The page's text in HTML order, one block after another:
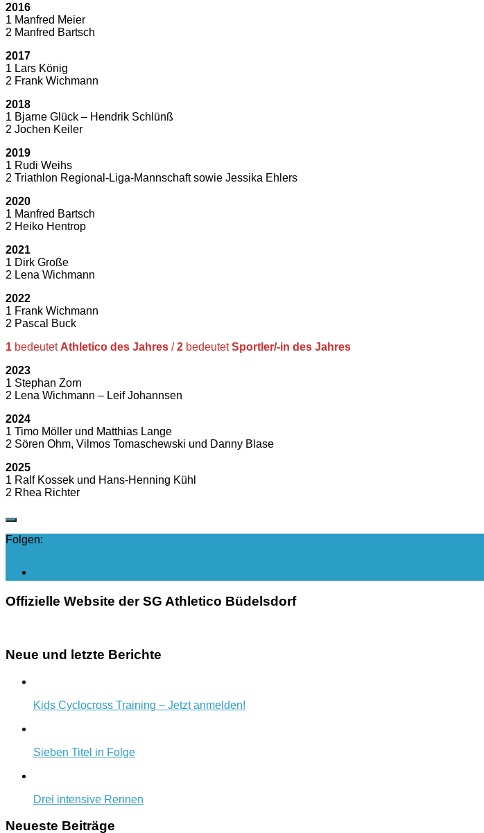
2016
1 Manfred Meier
2 Manfred Bartsch
2017
1 Lars König
2 Frank Wichmann
2018
1 Bjarne Glück – Hendrik Schlünß
2 Jochen Keiler
2019
1 Rudi Weihs
2 Triathlon Regional-Liga-Mannschaft sowie Jessika Ehlers
2020
1 Manfred Bartsch
2 Heiko Hentrop
2021
1 Dirk Große
2 Lena Wichmann
2022
1 Frank Wichmann
2 Pascal Buck
1 bedeutet Athletico des Jahres /2 bedeutetSportler/-in des Jahres
2023
1 Stephan Zorn
2 Lena Wichmann – Leif Johannsen
2024
1 Timo Möller und Matthias Lange
2 Sören Ohm, Vilmos Tomaschewski und Danny Blase
2025
1 Ralf Kossek und Hans-Henning Kühl
2 Rhea Richter
Folgen:
Offizielle Website der SG Athletico Büdelsdorf
Neue und letzte Berichte
Kids Cyclocross Training – Jetzt anmelden!
Sieben Titel in Folge
Drei intensive Rennen
Neueste Beiträge